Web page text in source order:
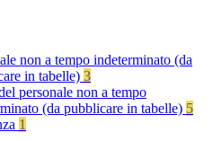
non a tempo indeterminato (da
in tabelle) 3
personale non a tempo
(da pubblicare in tabelle) 5
1